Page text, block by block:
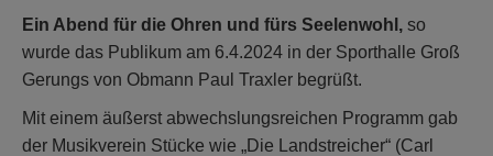
Ein Abend für die Ohren und fürs Seelenwohl, so
wurde das Publikum am 6.4.2024 in der Sporthalle Groß
Gerungs von Obmann Paul Traxler begrüßt.
Mit einem äußerst abwechslungsreichen Programm gab
der Musikverein Stücke wie „Die Landstreicher“ (Carl